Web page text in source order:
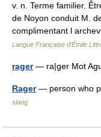
v. n. Terme familier.
de Noyon conduit M.
complimentant l
Langue Française d'Émile
rager— ra|ger Mot
Rager— person who
slang